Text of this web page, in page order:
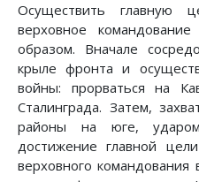
Осуществить главную
верховное
образом. Вначале
крыле фронта и
войны: прорваться на
Сталинграда. Затем,
районы на юге,
достижение главной
верховного